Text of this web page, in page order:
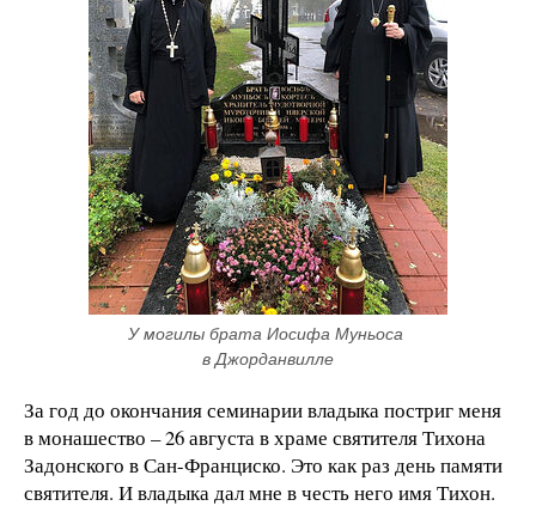
У могилы брата Иосифа Муньоса
в Джорданвилле
За год до окончания семинарии владыка постриг меня
в монашество – 26 августа в храме святителя Тихона
Задонского в Сан-Франциско. Это как раз день памяти
святителя. И владыка дал мне в честь него имя Тихон.